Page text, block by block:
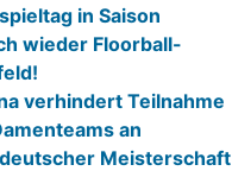
in Saison
wieder Floorball-
verhindert Teilnahme
an
Meisterschaft